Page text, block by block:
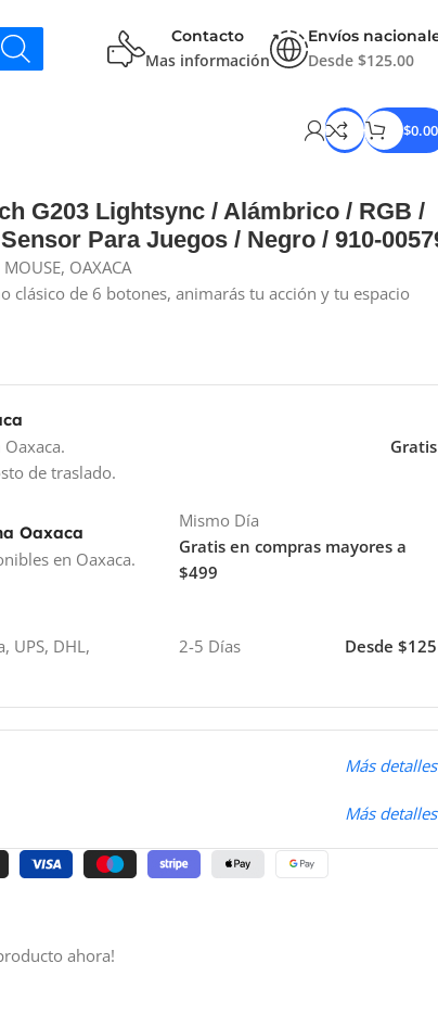
Contacto
Mas información
Envíos
Desde $125.00
$0.00
G203 Lightsync / Alámbrico / RGB /
Para Juegos / Negro / 910-
MOUSE, OAXACA
clásico de 6 botones, animarás tu acción y tu espacio
de traslado.
Gratis
Oaxaca
en Oaxaca.
Mismo Día
Gratis en compras mayores a
$499
UPS, DHL,
2-5 Días Desde $125
Más detalles
Más detalles
ahora!